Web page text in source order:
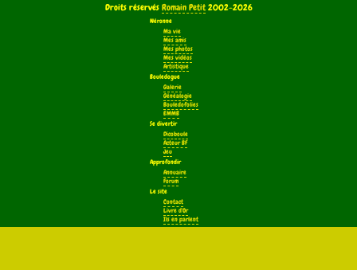
Droits réservés Romain Petit2002-2026
Néronne
Ma vie
Mes amis
Mes photos
Mes vidéos
Artistique
Bouledogue
Galerie
Généalogie
Bouledofolies
EMMB
Se divertir
Dicoboule
Acteur BF
Jeu
Approfondir
Annuaire
Forum
Le site
Contact
Livre d'Or
Ils en parlent